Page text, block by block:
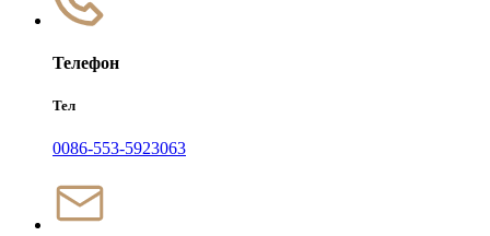
Телефон
Тел
0086-553-5923063